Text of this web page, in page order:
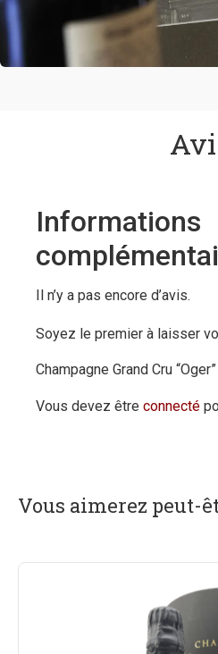
Informations
Il n’y a pas encore d’avis.
Soyez le premier à laisser
Champagne Grand Cru
Vous devez être connecté
Vous aimerez peut-